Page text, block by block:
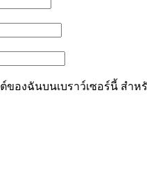
ของฉันบนเบราว์เซอร์นี้ สำห